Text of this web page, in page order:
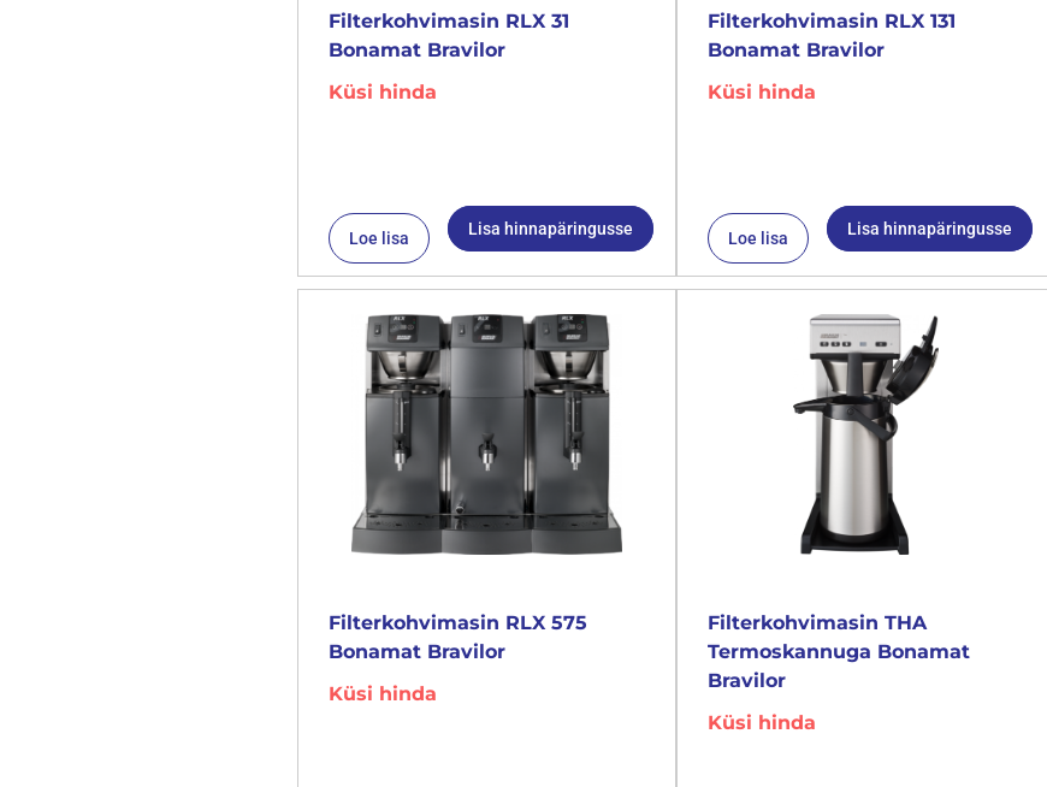
Filterkohvimasin RLX 31
Bonamat Bravilor
Küsi hinda
Loe lisa Lisa hinnapäringusse
Filterkohvimasin RLX 131
Bonamat Bravilor
Küsi hinda
Loe lisa Lisa hinnapäringusse
Filterkohvimasin RLX 575
Bonamat Bravilor
Küsi hinda
Filterkohvimasin THA
Termoskannuga Bonamat
Bravilor
Küsi hinda